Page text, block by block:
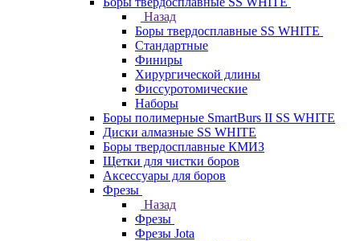
Назад
Боры твердосплавные SS WHITE
Стандартные
Финиры
Хирургической длины
Фиссуротомические
Наборы
Боры полимерные SmartBurs II SS WHITE
Диски алмазные SS WHITE
Боры твердосплавные КМИЗ
Щетки для чистки боров
Аксессуары для боров
Фрезы
Назад
Фрезы
Фрезы Jota